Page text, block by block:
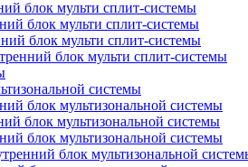
блок мульти сплит-системы
блок мульти сплит-системы
блок мульти сплит-системы
блок мульти сплит-системы
системы
блок мультизональной системы
блок мультизональной системы
блок мультизональной системы
блок мультизональной